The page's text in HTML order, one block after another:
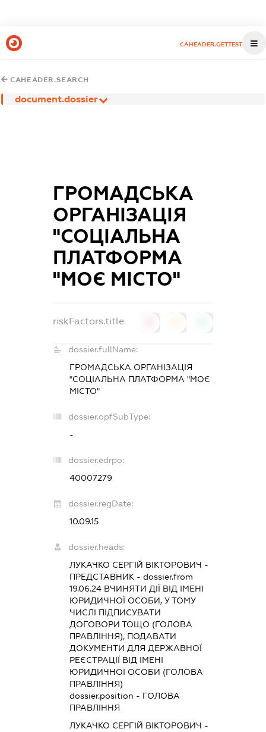
CAHEADER.GETTEST
CAHEADER.SEARCH
document.dossier
ГРОМАДСЬКА
ОРГАНІЗАЦІЯ
"СОЦІАЛЬНА
ПЛАТФОРМА
"МОЄ МІСТО"
riskFactors.title
dossier.fullName:
ГРОМАДСЬКА ОРГАНІЗАЦІЯ
"СОЦІАЛЬНА ПЛАТФОРМА "МОЄ
МІСТО"
dossier.opfSubType:
-
dossier.edrpo:
40007279
dossier.regDate:
10.09.15
dossier.heads:
ЛУКАЧКО СЕРГІЙ ВІКТОРОВИЧ -
ПРЕДСТАВНИК - dossier.from
19.06.24 ВЧИНЯТИ ДІЇ ВІД ІМЕНІ
ЮРИДИЧНОЇ ОСОБИ, У ТОМУ
ЧИСЛІ ПІДПИСУВАТИ
ДОГОВОРИ ТОЩО (ГОЛОВА
ПРАВЛІННЯ), ПОДАВАТИ
ДОКУМЕНТИ ДЛЯ ДЕРЖАВНОЇ
РЕЄСТРАЦІЇ ВІД ІМЕНІ
ЮРИДИЧНОЇ ОСОБИ (ГОЛОВА
ПРАВЛІННЯ)
dossier.position - ГОЛОВА
ПРАВЛІННЯ
ЛУКАЧКО СЕРГІЙ ВІКТОРОВИЧ -